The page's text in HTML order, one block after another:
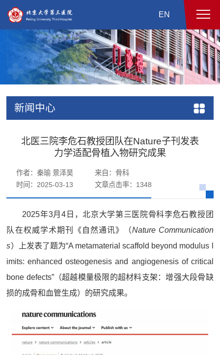
EN
新闻中心
北医三院李危石教授团队在Nature子刊发表
力学适配骨植入物研究成果
作者：秦瑜 景泽昊
来自：骨科
时间：2025-03-13
文章点击率： 1348
2025年3月4日，北京大学第三医院骨科李危石教授团
队在权威学术期刊《自然通讯》（Nature Communication
s）上发表了题为“A metamaterial scaffold beyond modulus l
imits: enhanced osteogenesis and angiogenesis of critical
bone defects”（超越模量极限的超材料支架：增强大段骨缺
损的成骨和血管生成）的研究成果。